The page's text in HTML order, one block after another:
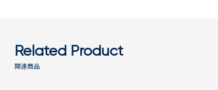
Related Product
関連商品